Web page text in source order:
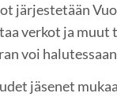
järjestetään
verkot ja
voi
jäsenet